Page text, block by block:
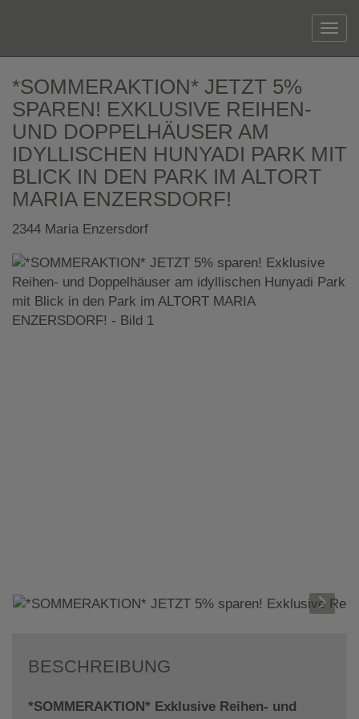
*SOMMERAKTION* JETZT 5%
SPAREN! EXKLUSIVE REIHEN-
UND DOPPELHÄUSER AM
IDYLLISCHEN HUNYADI PARK MIT
BLICK IN DEN PARK IM ALTORT
MARIA ENZERSDORF!
2344 Maria Enzersdorf
BESCHREIBUNG
*SOMMERAKTION* Exklusive Reihen- und